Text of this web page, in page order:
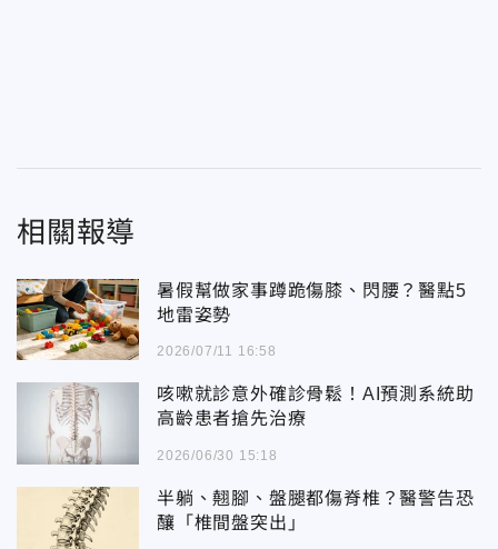
相關報導
暑假幫做家事蹲跪傷膝、閃腰？醫點5
地雷姿勢
2026/07/11 16:58
咳嗽就診意外確診骨鬆！AI預測系統助
高齡患者搶先治療
2026/06/30 15:18
半躺、翹腳、盤腿都傷脊椎？醫警告恐
釀「椎間盤突出」